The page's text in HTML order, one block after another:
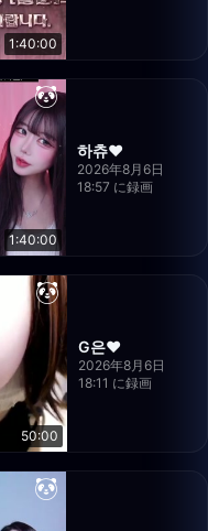
1:40:00
1:40:00
하츄♥
2026年8月6日
18:57 に録画
50:00
G은❤️
2026年8月6日
18:11 に録画